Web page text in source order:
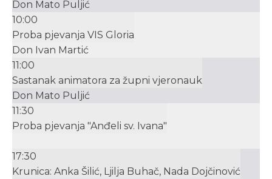
Don Mato Puljić
10:00
Proba pjevanja VIS Gloria
Don Ivan Martić
11:00
Sastanak animatora za župni vjeronauk
Don Mato Puljić
11:30
Proba pjevanja "Anđeli sv. Ivana"
17:30
Krunica: Anka Šilić, Ljilja Buhač, Nada Dojčinović